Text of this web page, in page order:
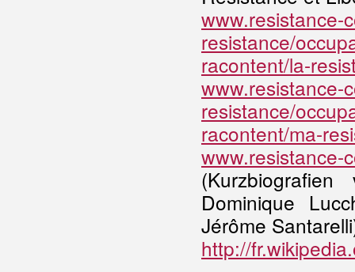
www.resistance-
resistance/
racontent/la-
www.resistance-
resistance/
racontent/ma-
www.resistance-
Dominique
Jérôme
http://